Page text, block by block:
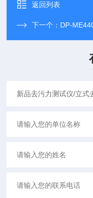
返回列表
下一个： DP-